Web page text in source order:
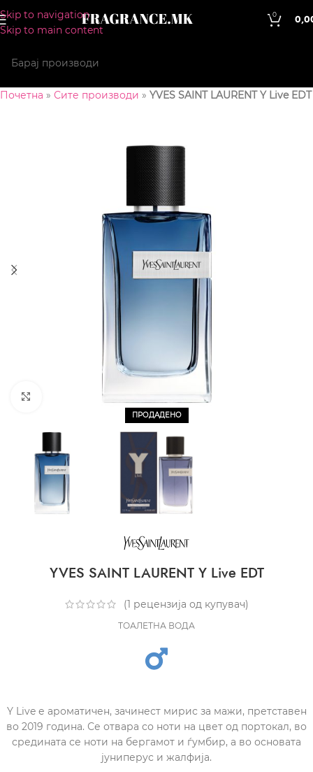
Skip to navigation
Skip to main content
0
Почетна » Сите производи » YVES SAINT LAURENT Y Live EDT
ПРОДАДЕНО
CLICK TO ENLARGE
YVES SAINT LAURENT Y Live EDT
(1 рецензија од купувач)
ТОАЛЕТНА ВОДА
Y Live е ароматичен, зачинест мирис за мажи, претставен
во 2019 година. Се отвара со ноти на цвет од портокал, во
средината се ноти на бергамот и ѓумбир, а во основата
јуниперус и жалфија.